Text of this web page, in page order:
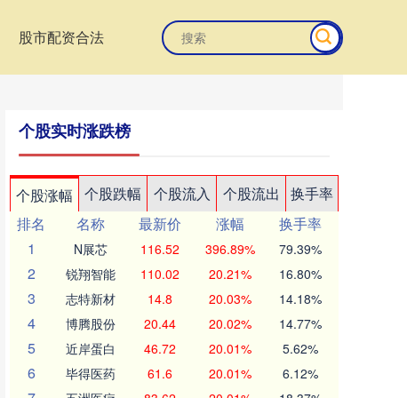
股市配资合法
个股实时涨跌榜
个股涨幅 个股跌幅 个股流入 个股流出
换手率
排名
名称 最新价 涨幅
换手率
1
N展芯 116.52 396.89% 79.39%
2 锐翔智能 110.02 20.21% 16.80%
3 志特新材 14.8 20.03% 14.18%
4 博腾股份 20.44 20.02% 14.77%
5 近岸蛋白 46.72 20.01% 5.62%
6 毕得医药 61.6 20.01% 6.12%